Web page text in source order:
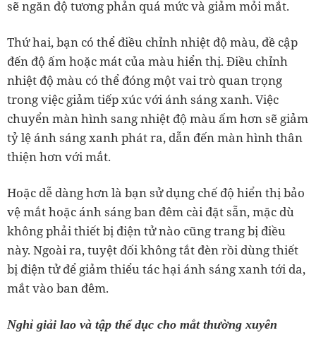
sẽ ngăn độ tương phản quá mức và giảm mỏi mắt.
Thứ hai, bạn có thể điều chỉnh nhiệt độ màu, đề cập
đến độ ấm hoặc mát của màu hiển thị. Điều chỉnh
nhiệt độ màu có thể đóng một vai trò quan trọng
trong việc giảm tiếp xúc với ánh sáng xanh. Việc
chuyển màn hình sang nhiệt độ màu ấm hơn sẽ giảm
tỷ lệ ánh sáng xanh phát ra, dẫn đến màn hình thân
thiện hơn với mắt.
Hoặc dễ dàng hơn là bạn sử dụng chế độ hiển thị bảo
vệ mắt hoặc ánh sáng ban đêm cài đặt sẵn, mặc dù
không phải thiết bị điện tử nào cũng trang bị điều
này. Ngoài ra, tuyệt đối không tắt đèn rồi dùng thiết
bị điện tử để giảm thiểu tác hại ánh sáng xanh tới da,
mắt vào ban đêm.
Nghỉ giải lao và tập thể dục cho mắt thường xuyên